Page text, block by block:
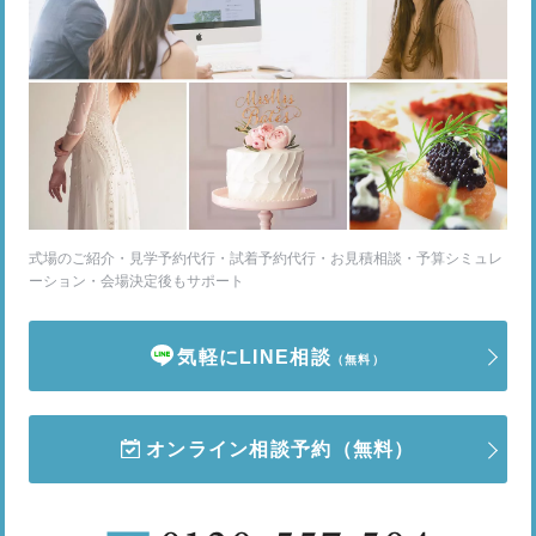
式場のご紹介・見学予約代行・試着予約代行・お見積相談・予算シミュレ
ーション・会場決定後もサポート
気軽にLINE相談 （無料）
オンライン相談予約 （無料）